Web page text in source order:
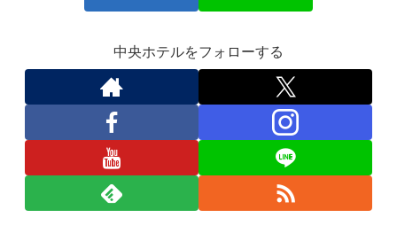
中央ホテルをフォローする